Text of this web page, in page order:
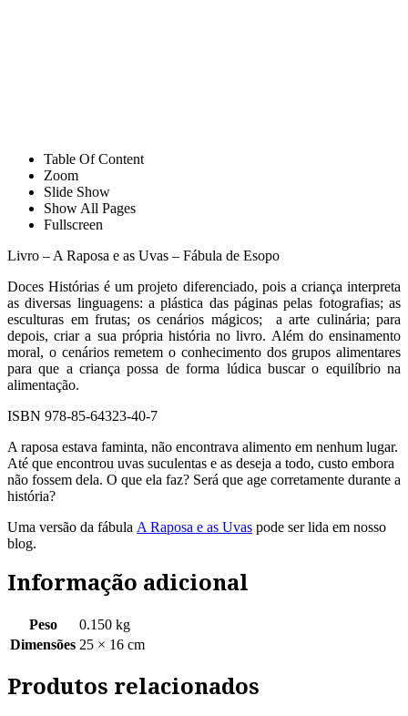
Table Of Content
Zoom
Slide Show
Show All Pages
Fullscreen
Livro – A Raposa e as Uvas – Fábula de Esopo
Doces Histórias é um projeto diferenciado, pois a criança interpreta
as diversas linguagens: a plástica das páginas pelas fotografias; as
esculturas em frutas; os cenários mágicos; a arte culinária; para
depois, criar a sua própria história no livro. Além do ensinamento
moral, o cenários remetem o conhecimento dos grupos alimentares
para que a criança possa de forma lúdica buscar o equilíbrio na
alimentação.
ISBN 978-85-64323-40-7
A raposa estava faminta, não encontrava alimento em nenhum lugar.
Até que encontrou uvas suculentas e as deseja a todo, custo embora
não fossem dela. O que ela faz? Será que age corretamente durante a
história?
Uma versão da fábula A Raposa e as Uvas pode ser lida em nosso
blog.
Informação adicional
Peso
0.150 kg
Dimensões 25 × 16 cm
Produtos relacionados